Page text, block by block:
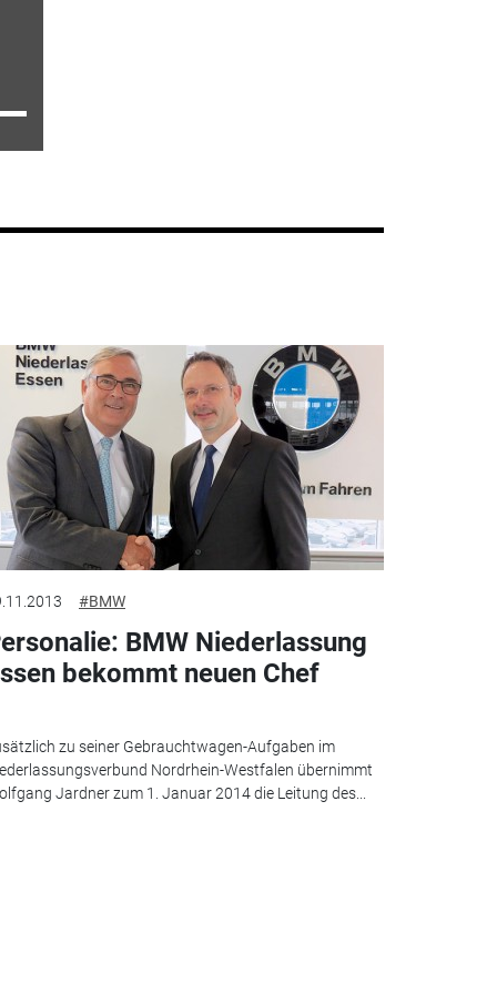
#BMW
BMW Niederlassung
bekommt neuen Chef
zu seiner Gebrauchtwagen-Aufgaben im
Nordrhein-Westfalen übernimmt
Jardner zum 1. Januar 2014 die Leitung des...